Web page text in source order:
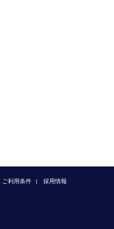
ご利用条件 採用情報